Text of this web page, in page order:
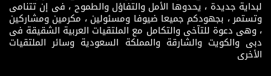
لبداية جديدة ، يحدوها الأمل والتفاؤل والطموح ، فى إن تتنامى
وتستمر ، بجهودكم جميعا ضيوفا ومسئولين ، مكرمين ومشاركين
، وهى دعوة للتآخى والتكامل مع الملتقيات العربية الشقيقة فى
دبى والكويت والشارقة والمملكة السعودية وسائر الملتقيات
الأخرى